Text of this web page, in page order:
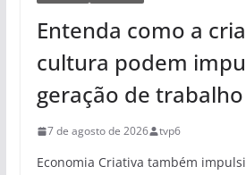
Entenda como a
cultura podem
geração de
7 de agosto de 2026 tvp6
Economia Criativa também